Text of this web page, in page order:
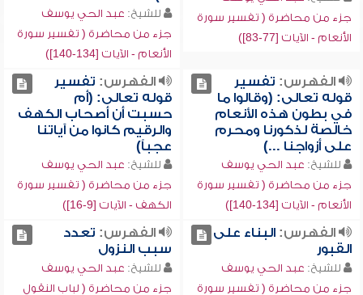
جزء من محاضرة ( تفسير سورة
الأنعام - الآيات [77-83])
للشيخ: عبد الحي يوسف
جزء من محاضرة ( تفسير سورة
الأنعام - الآيات [134-140])
الفهرس: تفسير
قوله تعالى: (وقالوا ما
في بطون هذه الأنعام
خالصة لذكورنا ومحرم
على أزواجنا ...)
للشيخ: عبد الحي يوسف
جزء من محاضرة ( تفسير سورة
الأنعام - الآيات [134-140])
الفهرس: تفسير
قوله تعالى: (أم
حسبت أن أصحاب الكهف
والرقيم كانوا من آياتنا
عجباً)
للشيخ: عبد الحي يوسف
جزء من محاضرة ( تفسير سورة
الكهف - الآيات [9-16])
الفهرس:البناء على
القبور
للشيخ: عبد الحي يوسف
جزء من محاضرة ( تفسير سورة
الفهرس: تعدد
سبب النزول
للشيخ: عبد الحي يوسف
جزء من محاضرة ( لباب النقول